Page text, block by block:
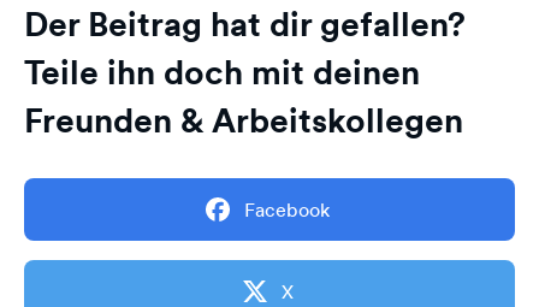
Der Beitrag hat dir gefallen?
Teile ihn doch mit deinen
Freunden & Arbeitskollegen
Facebook
X